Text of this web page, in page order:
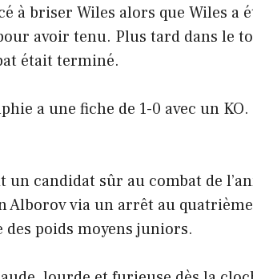
à briser Wiles alors que Wiles a
avoir tenu. Plus tard dans le
était terminé.
a une fiche de 1-0 avec un
un candidat sûr au combat de
Alborov via un arrêt au
poids moyens juniors.